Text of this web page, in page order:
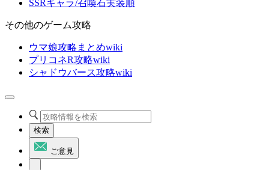
SSRキャラ/召喚石実装順
その他のゲーム攻略
ウマ娘攻略まとめwiki
プリコネR攻略wiki
シャドウバース攻略wiki
検索
ご意見